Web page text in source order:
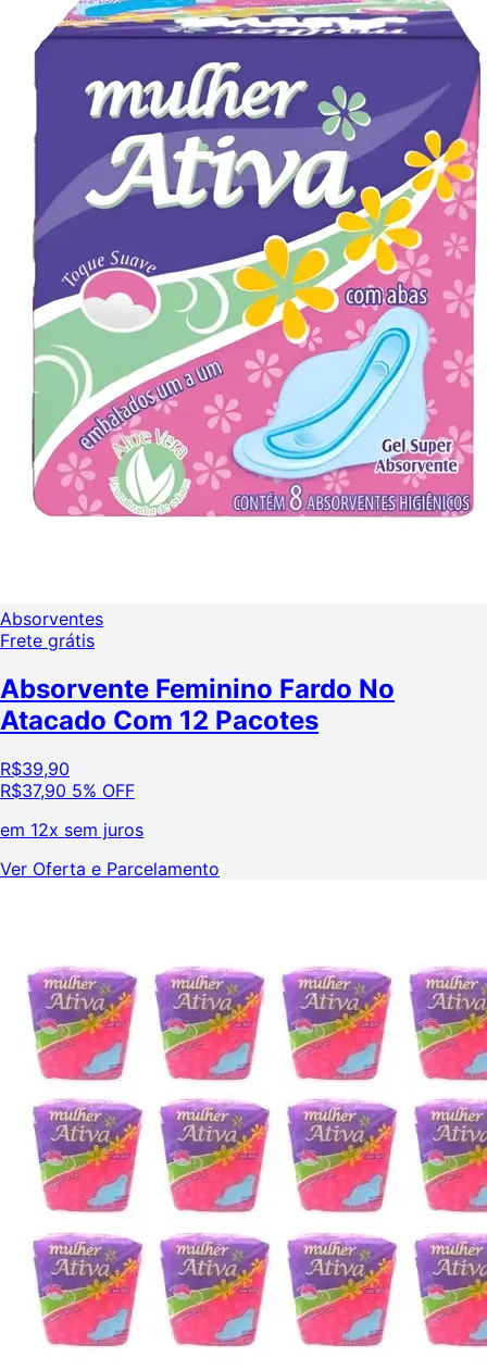
Absorventes
Frete grátis
Absorvente Feminino Fardo No
Atacado Com 12 Pacotes
R$39,90
R$37,90 5% OFF
em 12x sem juros
Ver Oferta e Parcelamento